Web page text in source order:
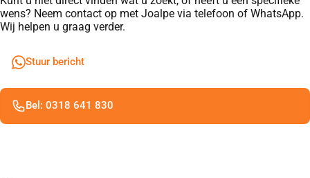
wens? Neem contact op met Joalpe via telefoon of WhatsApp.
Wij helpen u graag verder.
Stuur bericht
Bel: 0318 641 830